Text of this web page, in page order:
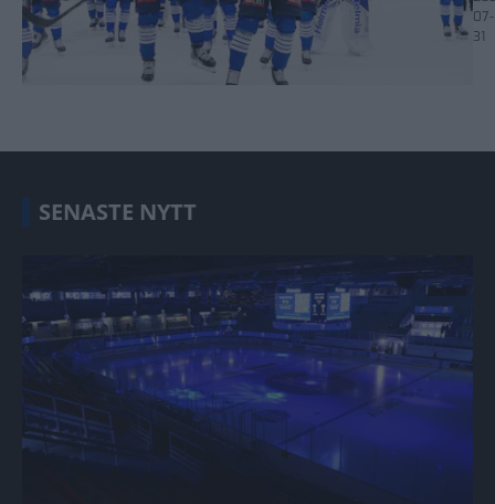
07-
31
SENASTE NYTT
Information kring app och hemsida Publicerad 2026-08-06